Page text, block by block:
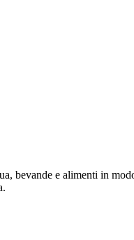
bevande e alimenti in